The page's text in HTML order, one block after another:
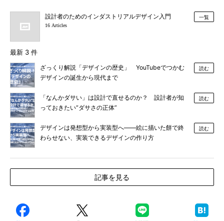
設計者のためのインダストリアルデザイン入門
16 Articles
一覧
最新 3 件
ざっくり解説「デザインの歴史」 YouTubeでつかむ
デザインの誕生から現代まで
読む
「なんかダサい」は設計で直せるのか？ 設計者が知
っておきたい“ダサさの正体”
読む
デザインは発想型から実装型へ――絵に描いた餅で終
わらせない、実装できるデザインの作り方
読む
記事を見る